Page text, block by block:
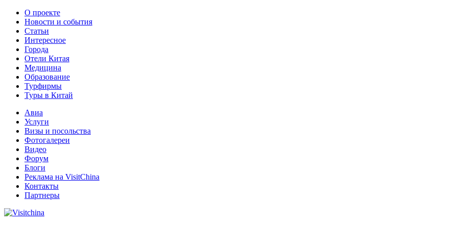
О проекте
Новости и события
Статьи
Интересное
Города
Отели Китая
Медицина
Образование
Турфирмы
Туры в Китай
Авиа
Услуги
Визы и посольства
Фотогалереи
Видео
Форум
Блоги
Реклама на VisitChina
Контакты
Партнеры